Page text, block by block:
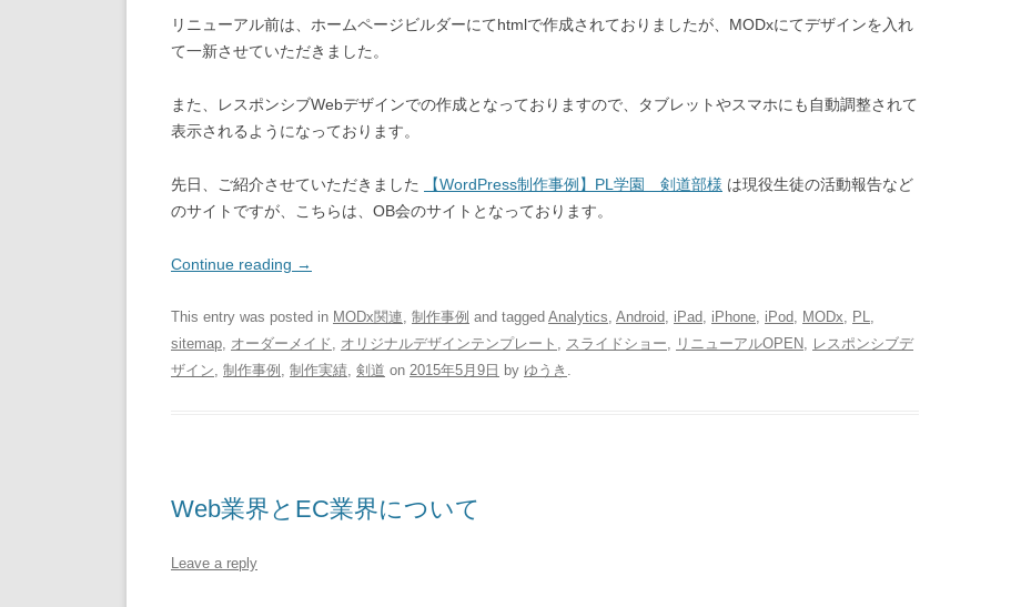
リニューアル前は、ホームページビルダーにてhtmlで作成されておりましたが、MODxにてデザインを入れ
て一新させていただきました。
また、レスポンシブWebデザインでの作成となっておりますので、タブレットやスマホにも自動調整されて
表示されるようになっております。
先日、ご紹介させていただきました 【WordPress制作事例】PL学園 剣道部様 は現役生徒の活動報告など
のサイトですが、こちらは、OB会のサイトとなっております。
Continue reading →
This entry was posted in MODx関連, 制作事例 and tagged Analytics, Android, iPad, iPhone, iPod, MODx, PL,
sitemap, オーダーメイド , オリジナルデザインテンプレート , スライドショー, リニューアルOPEN, レスポンシブデ
ザイン, 制作事例 , 制作実績, 剣道 on 2015年5月9日 by ゆうき .
Web業界とEC業界について
Leave a reply